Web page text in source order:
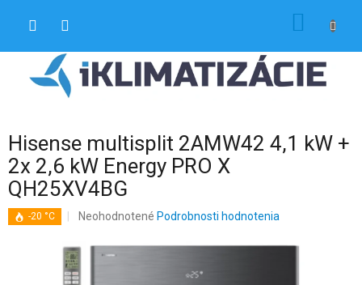
Hisense multisplit 2AMW42 4,1 kW +
2x 2,6 kW Energy PRO X
QH25XV4BG
-20 °C
Priemerné
produktu
je
0,0
Neohodnotené Podrobnosti hodnotenia